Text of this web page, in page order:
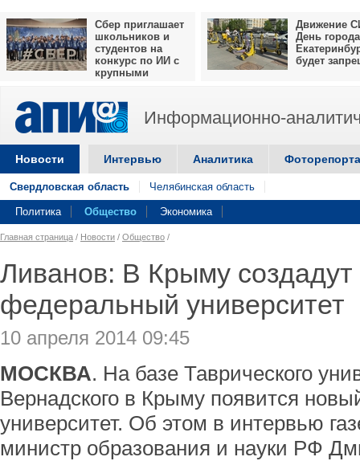
Сбер приглашает
школьников и
студентов на
конкурс по ИИ с
крупными
Движение
День города
будет
Информационно-
Новости Интервью Аналитика
Свердловская область Челябинская область
Политика Общество Экономика
Главная страница / Новости / Общество /
Ливанов: В Крыму
федеральный университет
10 апреля 2014 09:45
МОСКВА. На базе Таврического
Вернадского в Крыму появится
университет. Об этом в интервью
министр образования и науки РФ